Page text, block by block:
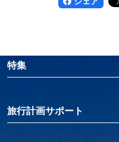
特集
旅行計画サポート